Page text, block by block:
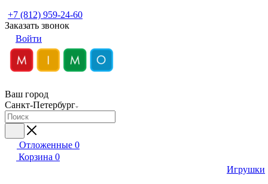
+7 (812) 959-24-60
Заказать звонок
Войти
Ваш город
Санкт-Петербург
Отложенные 0
Корзина 0
Игрушки